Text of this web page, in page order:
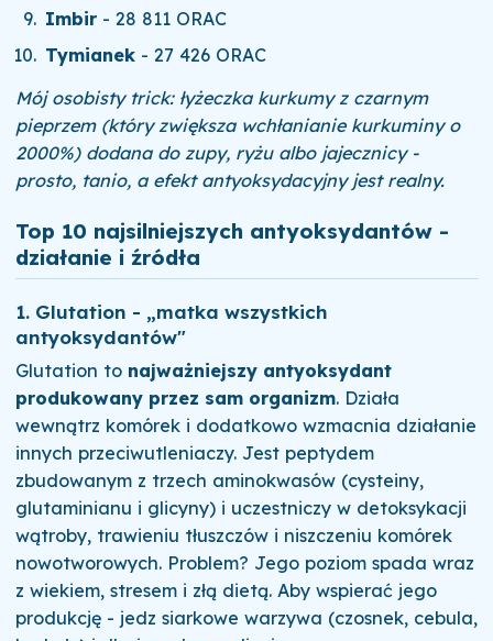
Imbir - 28 811 ORAC
Tymianek - 27 426 ORAC
Mój osobisty trick: łyżeczka kurkumy z czarnym
pieprzem (który zwiększa wchłanianie kurkuminy o
2000%) dodana do zupy, ryżu albo jajecznicy -
prosto, tanio, a efekt antyoksydacyjny jest realny.
Top 10 najsilniejszych antyoksydantów -
działanie i źródła
1. Glutation - „matka wszystkich
antyoksydantów"
Glutation to najważniejszy antyoksydant
produkowany przez sam organizm. Działa
wewnątrz komórek i dodatkowo wzmacnia działanie
innych przeciwutleniaczy. Jest peptydem
zbudowanym z trzech aminokwasów (cysteiny,
glutaminianu i glicyny) i uczestniczy w detoksykacji
wątroby, trawieniu tłuszczów i niszczeniu komórek
nowotworowych. Problem? Jego poziom spada wraz
z wiekiem, stresem i złą dietą. Aby wspierać jego
produkcję - jedz siarkowe warzywa (czosnek, cebula,